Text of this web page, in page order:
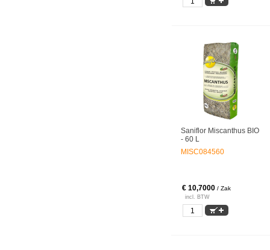
Saniflor Miscanthus BIO
- 60 L
MISC084560
€ 10,7000 / Zak
incl. BTW